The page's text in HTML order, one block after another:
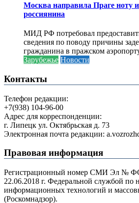
Москва направила Праге ноту
россиянина
МИД РФ потребовал
сведения по поводу причины
гражданина в пражском
Зарубежье Новости
Контакты
Телефон редакции:
+7(938) 104-96-00
Адрес для корреспонденции:
г. Липецк ул. Октябрьская д. 73
Электронная почта редакции:
Правовая информация
Регистрационный номер СМИ Эл №
22.06.2018 г. Федеральной службой по
информационных технологий и
(Роскомнадзор).